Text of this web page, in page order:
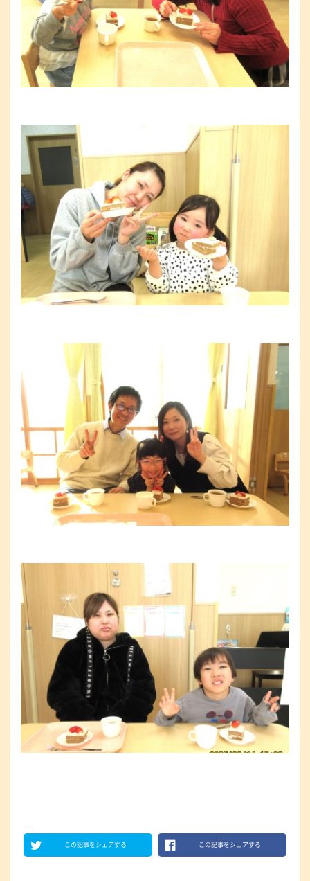
この記事をシェアする この記事をシェアする